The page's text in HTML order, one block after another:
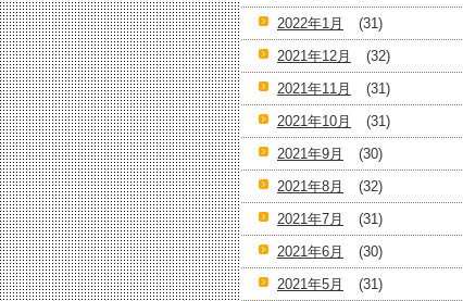
2022年1月
(31)
2021年12月
(32)
2021年11月
(31)
2021年10月
(31)
2021年9月
(30)
2021年8月
(32)
2021年7月
(31)
2021年6月
(30)
2021年5月
(31)